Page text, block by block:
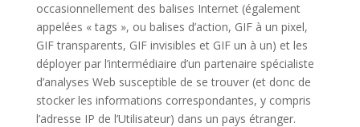
occasionnellement des balises Internet (également
appelées « tags », ou balises d’action, GIF à un pixel,
GIF transparents, GIF invisibles et GIF un à un) et les
déployer par l’intermédiaire d’un partenaire spécialiste
d’analyses Web susceptible de se trouver (et donc de
stocker les informations correspondantes, y compris
l’adresse IP de l’Utilisateur) dans un pays étranger.